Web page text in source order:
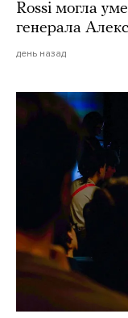
Rossi могла
генерала
день назад